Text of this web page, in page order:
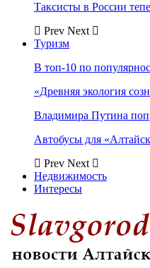
Таксисты в России
Prev Next
Туризм
В топ-10 по
«Древняя экология
Владимира Путина
Автобусы для
Prev Next
Недвижимость
Интересы